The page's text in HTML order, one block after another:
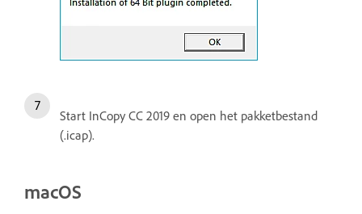
Start InCopy CC 2019 en open het pakketbestand
(.icap).
macOS